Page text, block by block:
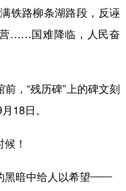
Français عربى
日本語 한국어
路柳条湖路段，反诬
……国难降临，人民奋
，“残历碑”上的碑文刻
18日。
！
暗中给人以希望——